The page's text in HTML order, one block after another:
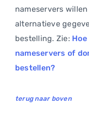
nameservers
alternatieve
bestelling. Zie:
nameservers of
bestellen?
terug naar boven